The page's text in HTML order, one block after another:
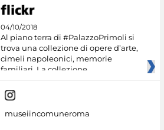
04/10/2018
Al piano terra di #PalazzoPrimoli si
trova una collezione di opere d’arte,
cimeli napoleonici, memorie
familiari. La collezione
museiincomuneroma